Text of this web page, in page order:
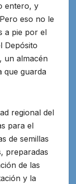
entero, y
eso no le
a pie por el
Depósito
un almacén
que guarda
regional del
para el
de semillas
preparadas
de las
y la